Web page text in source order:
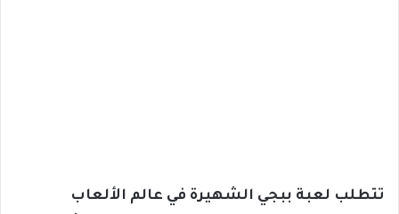
تتطلب لعبة ببجي الشهيرة في عالم الألعاب